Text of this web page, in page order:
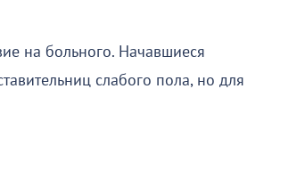
на больного. Начавшиеся
слабого пола, но для